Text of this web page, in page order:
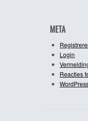
META
Login
Reacties